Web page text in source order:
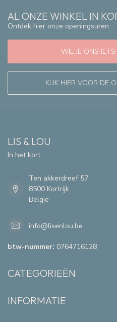
AL ONZE WINKEL IN
Ontdek hier onze openingsuren
WIL JE ONS
KLIK HIER VOOR DE
LIS & LOU
In het kort
Ten akkerdreef 57
8500 Kortrijk
België
info@lisenlou.be
btw-nummer: 0764716128
CATEGORIEËN
INFORMATIE